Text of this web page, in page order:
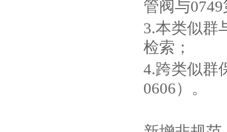
管阀与
3.本类似群
检索；
4.跨类似群
0606）。